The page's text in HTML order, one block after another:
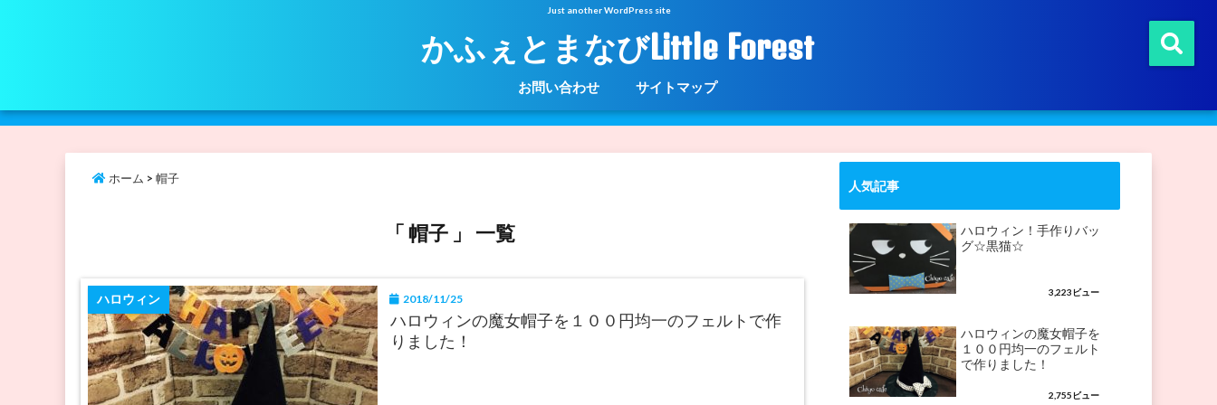
Just another WordPress site
かふぇとまなびLittle Forest
お問い合わせ サイトマップ
ホーム > 帽子
「 帽子 」 一覧
ハロウィン 2018/11/25
ハロウィンの魔女帽子を１００円均一のフェルトで作
りました！
人気記事
ハロウィン！手作りバッ
グ☆黒猫☆
3,223ビュー
ハロウィンの魔女帽子を
１００円均一のフェルト
で作りました！
2,755ビュー